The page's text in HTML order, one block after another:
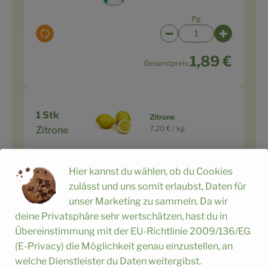
Auswahl ändern
Pg.
Artikelanzahl
Gesamtpreis:1,89 €
1 Stk
Zitrone
Auswahl ändern
Zitrone
7,20 € / kg
Artikelanzahl
Gesamtpreis:ca. 1,44 €
1 Bund
Petersilie kraus, eigen
Hier kannst du wählen, ob du Cookies
zulässt und uns somit erlaubst, Daten für
unser Marketing zu sammeln. Da wir
deine Privatsphäre sehr wertschätzen, hast du in
Übereinstimmung mit der EU-Richtlinie 2009/136/EG
(E-Privacy) die Möglichkeit genau einzustellen, an
welche Dienstleister du Daten weitergibst.